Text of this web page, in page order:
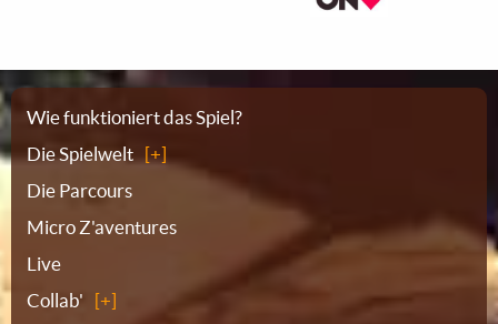
Sitemap
Wie funktioniert das Spiel?
Die Spielwelt
Die Parcours
Micro Z'aventures
Live
Collab'